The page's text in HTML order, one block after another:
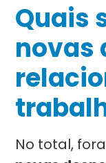
Quais
novas
No total,